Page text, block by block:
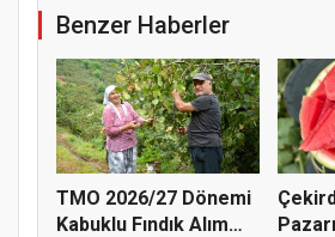
Benzer Haberler
TMO 2026/27 Dönemi
Kabuklu Fındık Alım